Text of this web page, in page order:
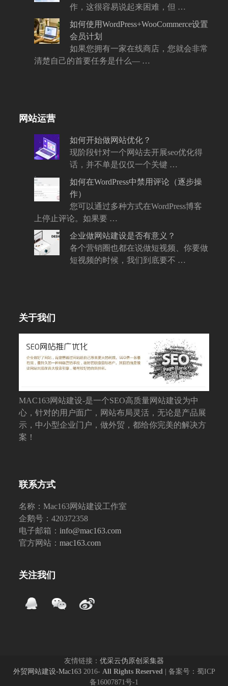
作，这很容易说起来困难，但 …
如何使用WordPress+WooCommerce设置
会员计划
如果您拥有一家在线商店，您就会非常
清楚自己的首要任务是什么— …
网站运营
如何开始做网站优化？
现阶段针对一个网站去开展seo优化得
话，并不单是仅仅一个关键 …
如何在WordPress中禁用评论（逐步操
作）
您可以通过多种方式在WordPress博客
上停止评论。如果要 …
企业做网站建设是否有意义？
各个营销圈也都在说做短视频、你要做
短视频的时候，我们到底要不 …
关于我们
MAC163网站建设-是一个SEO高质量网站建设为中
心，针对的用户面广，网站布局灵活，无论是产品展
示，中小型企业门户，做外贸，都给你完美的解决方
案！
联系方式
名称：Mac163网站建设工作室
企鹅号：420372358
电子邮箱：info@mac163.com
官方网站：mac163.com
关注我们
友情链接： 优采云伪原创采集器
外贸网站建设-Mac1632016- All Rights Reserved
| 备案号：蜀ICP
备16007871号-1